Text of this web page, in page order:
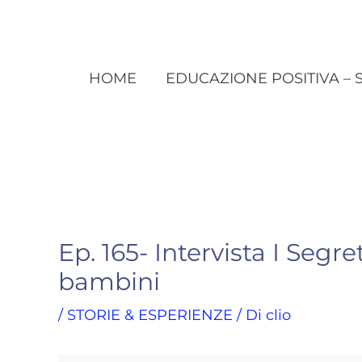
HOME EDUCAZIONE POSITIVA –
Ep. 165- Intervista I
bambini
/ STORIE & ESPERIENZE / Di clio